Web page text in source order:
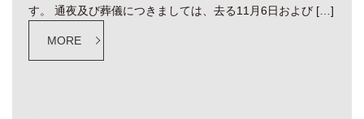
す。 通夜及び葬儀につきましては、去る11月6日および […]
MORE